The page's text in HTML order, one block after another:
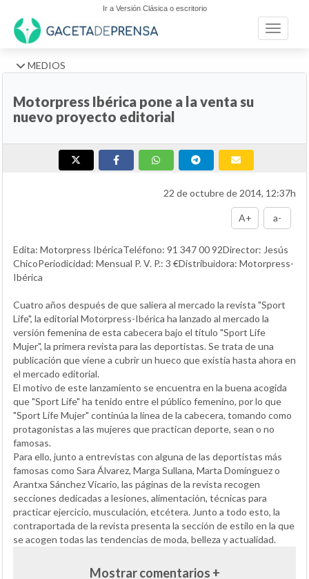
Ir a Versión Clásica o escritorio
Toggle
MEDIOS
Motorpress Ibérica pone a la venta su
nuevo proyecto editorial
22 de octubre de 2014, 12:37h
A+ a-
Edita: Motorpress IbéricaTeléfono: 91 347 00 92Director: Jesús
ChicoPeriodicidad: Mensual P. V. P.: 3 €Distribuidora: Motorpress-
Ibérica
Cuatro años después de que saliera al mercado la revista "Sport
Life", la editorial Motorpress-Ibérica ha lanzado al mercado la
versión femenina de esta cabecera bajo el título "Sport Life
Mujer", la primera revista para las deportistas. Se trata de una
publicación que viene a cubrir un hueco que existía hasta ahora en
el mercado editorial.
El motivo de este lanzamiento se encuentra en la buena acogida
que "Sport Life" ha tenido entre el público femenino, por lo que
"Sport Life Mujer" continúa la línea de la cabecera, tomando como
protagonistas a las mujeres que practican deporte, sean o no
famosas.
Para ello, junto a entrevistas con alguna de las deportistas más
famosas como Sara Álvarez, Marga Sullana, Marta Domínguez o
Arantxa Sánchez Vicario, las páginas de la revista recogen
secciones dedicadas a lesiones, alimentación, técnicas para
practicar ejercicio, musculación, etcétera. Junto a todo esto, la
contraportada de la revista presenta la sección de estilo en la que
se acogen todas las tendencias de moda, belleza y actualidad.
Mostrar comentarios +